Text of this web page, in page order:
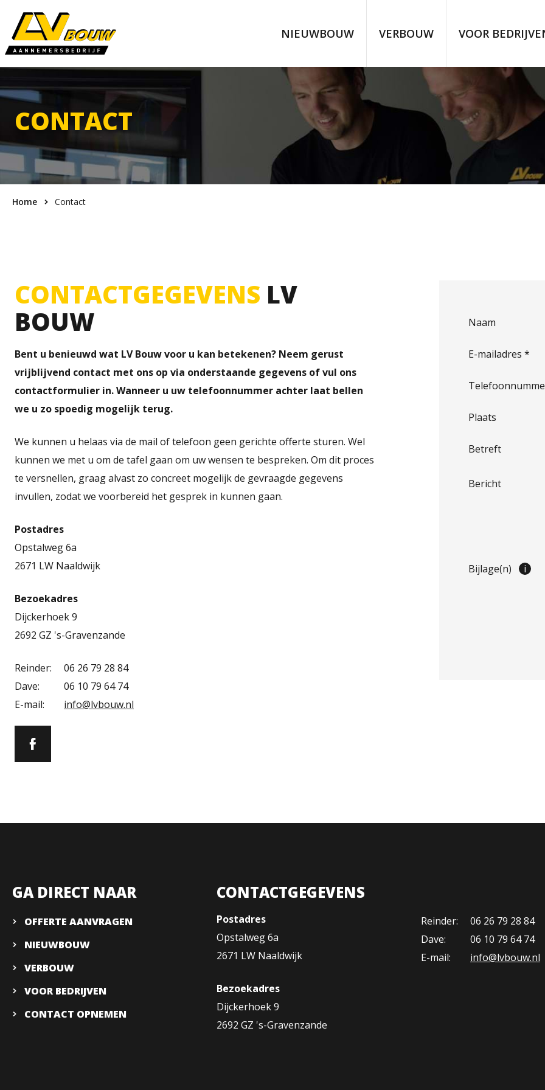
LV BOUW
NIEUWBOUW VERBOUW VOOR
CONTACT
Home Contact
CONTACTGEGEVENS LV
BOUW
Bent u benieuwd wat LV Bouw voor u kan betekenen? Neem gerust
vrijblijvend contact met ons op via onderstaande gegevens of vul ons
contactformulier in. Wanneer u uw telefoonnummer achter laat bellen
we u zo spoedig mogelijk terug.
We kunnen u helaas via de mail of telefoon geen gerichte offerte sturen. Wel
kunnen we met u om de tafel gaan om uw wensen te bespreken. Om dit proces
te versnellen, graag alvast zo concreet mogelijk de gevraagde gegevens
invullen, zodat we voorbereid het gesprek in kunnen gaan.
Postadres
Opstalweg 6a
2671 LW Naaldwijk
Bezoekadres
Dijckerhoek 9
2692 GZ 's-Gravenzande
Reinder:
06 26 79 28 84
Dave:
06 10 79 64 74
E-mail:
info@lvbouw.nl
Naam
E-mailadres *
Plaats
Betreft
Bericht
Bijlage(n) i
GA DIRECT NAAR
OFFERTE AANVRAGEN
NIEUWBOUW
VERBOUW
VOOR BEDRIJVEN
CONTACT OPNEMEN
CONTACTGEGEVENS
Postadres
Opstalweg 6a
2671 LW Naaldwijk
Bezoekadres
Dijckerhoek 9
2692 GZ 's-Gravenzande
Reinder:
06 26 79 28 84
Dave:
06 10 79 64 74
E-mail:
info@lvbouw.nl